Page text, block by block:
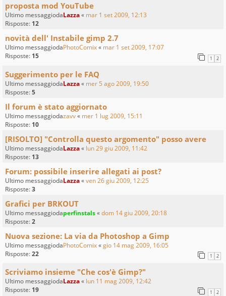
proposta mod YouTube
Ultimo messaggiodaLazza« mar 1 set 2009, 12:13
Risposte: 12
novità dell' Instabile gimp 2.7
Ultimo messaggiodaPhotoComix« mar 1 set 2009, 17:07
Risposte: 15 1 2
Suggerimento per le FAQ
Ultimo messaggiodaLazza« mer 5 ago 2009, 19:50
Risposte:5
Il forum è stato aggiornato
Ultimo messaggiodazavv« mer 1 lug 2009, 15:11
Risposte: 10
[RISOLTO] "Controlla questo argomento" posso avere
Ultimo messaggiodaLazza« lun 29 giu 2009, 11:42
Risposte: 13
Forum: possibile inserire allegati ai post?
Ultimo messaggiodaLazza«ven 26 giu 2009, 12:25
Risposte:3
Grafici per BRKOUT
Ultimo messaggiodaperfinstals«dom 14 giu 2009, 20:18
Risposte:2
Nuova sezione: La via da Photoshop a Gimp
Ultimo messaggiodaPhotoComix«gio 14 mag 2009, 16:05
Risposte:22 1 2
Scriviamo insieme "Che cos'è Gimp?"
Ultimo messaggiodaLazza« lun 11 mag 2009, 12:42
Risposte: 19 1 2